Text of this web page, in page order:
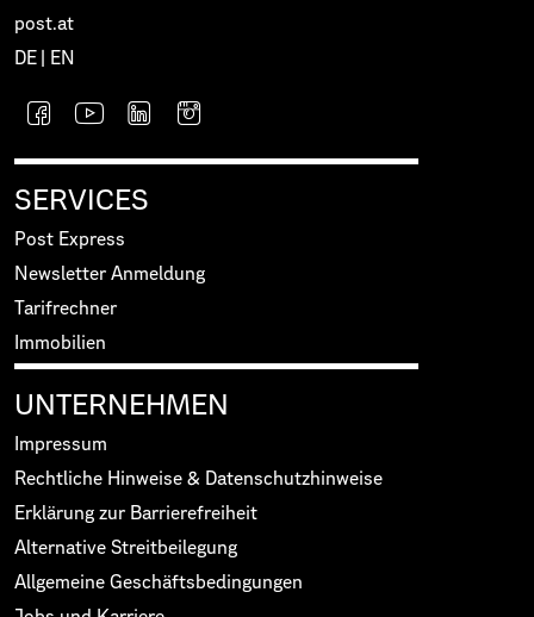
post.at
DE
EN
SERVICES
Post Express
Newsletter Anmeldung
Tarifrechner
Immobilien
UNTERNEHMEN
Impressum
Rechtliche Hinweise & Datenschutzhinweise
Erklärung zur Barrierefreiheit
Alternative Streitbeilegung
Allgemeine Geschäftsbedingungen